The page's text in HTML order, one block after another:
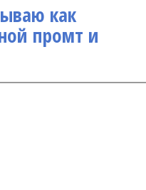
как
промт и